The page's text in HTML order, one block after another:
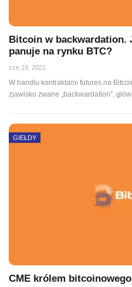
Bitcoin w backwardation.
panuje na rynku BTC?
cze 18, 2021
W handlu kontraktami futures na
zjawisko zwane „backwardation”,
GIEŁDY
CME królem